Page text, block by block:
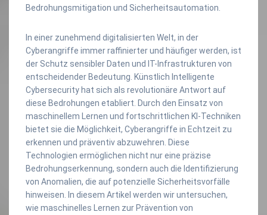
Bedrohungsmitigation und Sicherheitsautomation.
In einer zunehmend digitalisierten Welt, in der
Cyberangriffe immer raffinierter und häufiger werden, ist
der Schutz sensibler Daten und IT-Infrastrukturen von
entscheidender Bedeutung. Künstlich Intelligente
Cybersecurity hat sich als revolutionäre Antwort auf
diese Bedrohungen etabliert. Durch den Einsatz von
maschinellem Lernen und fortschrittlichen KI-Techniken
bietet sie die Möglichkeit, Cyberangriffe in Echtzeit zu
erkennen und präventiv abzuwehren. Diese
Technologien ermöglichen nicht nur eine präzise
Bedrohungserkennung, sondern auch die Identifizierung
von Anomalien, die auf potenzielle Sicherheitsvorfälle
hinweisen. In diesem Artikel werden wir untersuchen,
wie maschinelles Lernen zur Prävention von